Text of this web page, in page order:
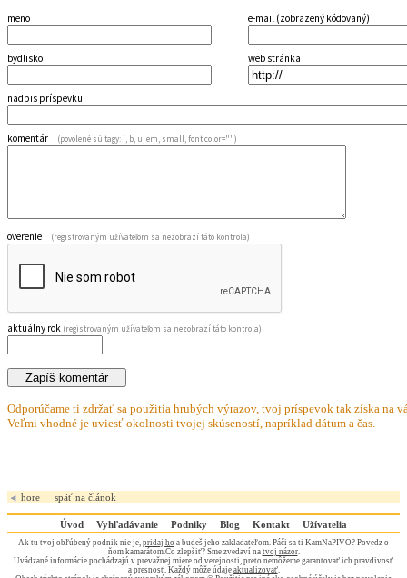
meno
bydlisko
e-mail (zobrazený kódovaný)
web stránka
nadpis príspevku
komentár (povolené sú tagy: i, b, u, em, small, font color="")
overenie (registrovaným užívateľom sa nezobrazí táto kontrola)
aktuálny rok (registrovaným užívateľom sa nezobrazí táto kontrola)
Odporúčame ti zdržať sa použitia hrubých výrazov, tvoj príspevok tak získa na
Veľmi vhodné je uviesť okolnosti tvojej skúseností, napríklad dátum a čas.
hore späť na článok
Úvod Vyhľadávanie Podniky Blog Kontakt Užívatelia
Ak tu tvoj obľúbený podnik nie je, pridaj ho a budeš jeho zakladateľom. Páči sa ti KamNaPIVO? Povedz o
ňom kamarátom.Čo zlepšiť? Sme zvedaví na tvoj názor.
Uvádzané informácie pochádzajú v prevažnej miere od verejnosti, preto nemôžeme garantovať ich pravdivosť
a presnosť. Každý môže údaje aktualizovať.